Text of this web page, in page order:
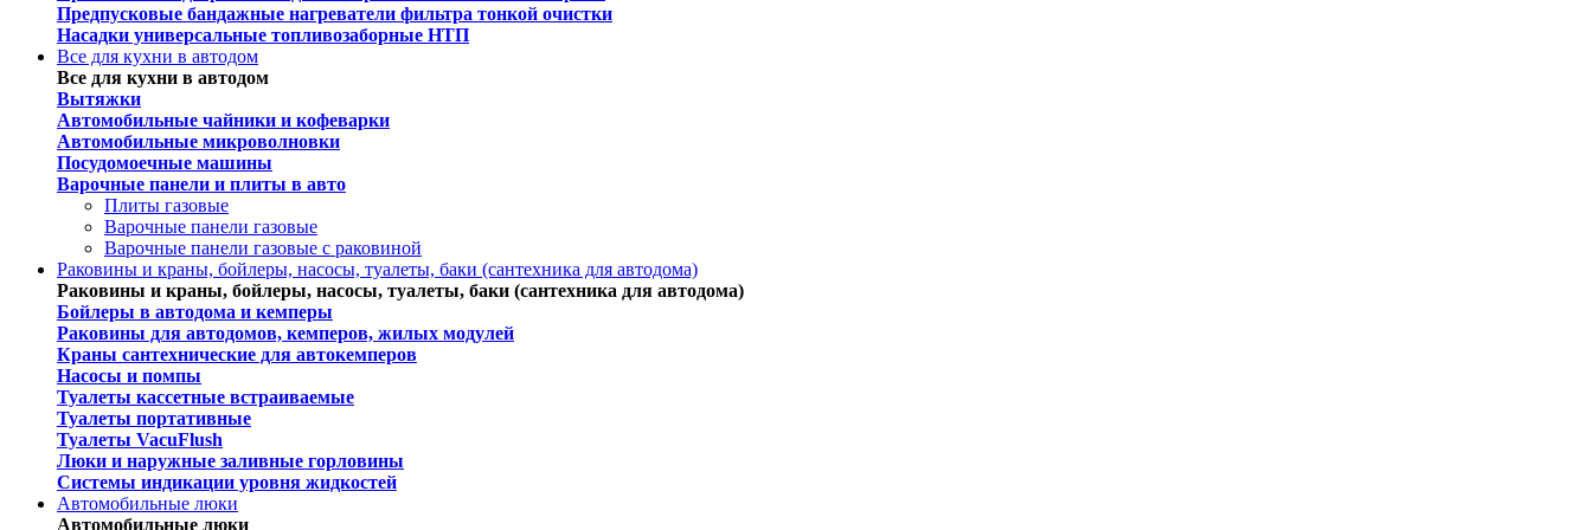
Предпусковые бандажные нагреватели фильтра тонкой очистки
Насадки универсальные топливозаборные НТП
Все для кухни в автодом
Все для кухни в автодом
Вытяжки
Автомобильные чайники и кофеварки
Автомобильные микроволновки
Посудомоечные машины
Варочные панели и плиты в авто
Плиты газовые
Варочные панели газовые
Варочные панели газовые c раковиной
Раковины и краны, бойлеры, насосы, туалеты, баки (сантехника для автодома)
Раковины и краны, бойлеры, насосы, туалеты, баки (сантехника для автодома)
Бойлеры в автодома и кемперы
Раковины для автодомов, кемперов, жилых модулей
Краны сантехнические для автокемперов
Насосы и помпы
Туалеты кассетные встраиваемые
Туалеты портативные
Туалеты VacuFlush
Люки и наружные заливные горловины
Системы индикации уровня жидкостей
Автомобильные люки
Автомобильные люки